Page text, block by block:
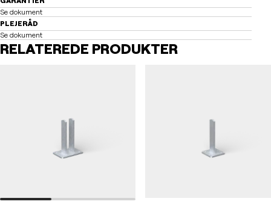
Se dokument
PLEJERÅD
Se dokument
RELATEREDE PRODUKTER